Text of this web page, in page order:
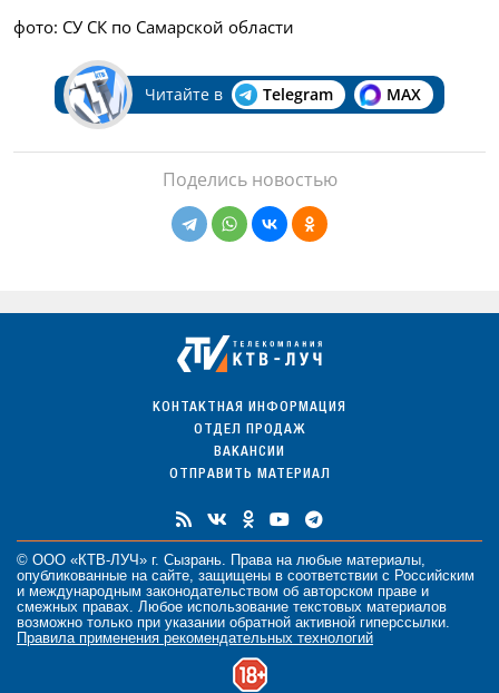
фото: СУ СК по Самарской области
Читайте в Telegram MAX
Поделись новостью
КОНТАКТНАЯ ИНФОРМАЦИЯ
ОТДЕЛ ПРОДАЖ
ВАКАНСИИ
ОТПРАВИТЬ МАТЕРИАЛ
© ООО «КТВ-ЛУЧ» г. Сызрань. Права на любые материалы
опубликованные на сайте, защищены в соответствии с Российским
и международным законодательством об авторском праве и
смежных правах. Любое использование текстовых материалов
возможно только при указании обратной активной гиперссылки.
Правила применения рекомендательных технологий